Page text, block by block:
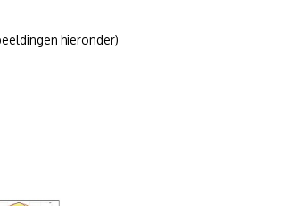
hieronder)